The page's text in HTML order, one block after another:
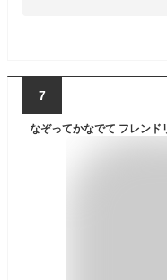
7
なぞってかなでて フレンド